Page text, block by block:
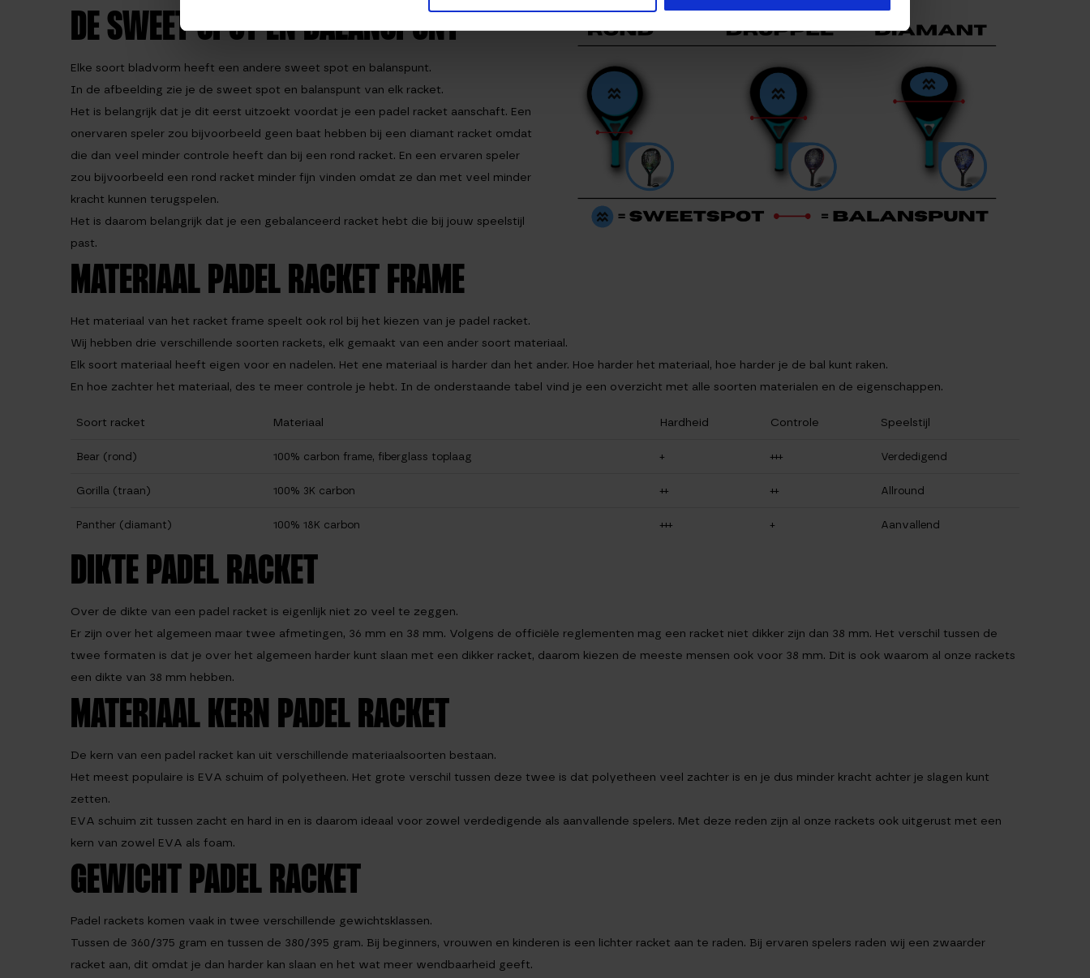
DE SWEET SPOT EN BALANSPUNT
Elke soort bladvorm heeft een andere sweet spot en balanspunt.
In de afbeelding zie je de sweet spot en balanspunt van elk racket.
Het is belangrijk dat je dit eerst uitzoekt voordat je een padel racket aanschaft. Een
onervaren speler zou bijvoorbeeld geen baat hebben bij een diamant racket omdat
die dan veel minder controle heeft dan bij een rond racket. En een ervaren speler
zou bijvoorbeeld een rond racket minder fijn vinden omdat ze dan met veel minder
kracht kunnen terugspelen.
Het is daarom belangrijk dat je een gebalanceerd racket hebt die bij jouw speelstijl
past.
MATERIAAL PADEL RACKET FRAME
Het materiaal van het racket frame speelt ook rol bij het kiezen van je padel racket.
Wij hebben drie verschillende soorten rackets, elk gemaakt van een ander soort materiaal.
Elk soort materiaal heeft eigen voor en nadelen. Het ene materiaal is harder dan het ander. Hoe harder het materiaal, hoe harder je de bal kunt raken.
En hoe zachter het materiaal, des te meer controle je hebt. In de onderstaande tabel vind je een overzicht met alle soorten materialen en de eigenschappen.
Soort racket Materiaal Hardheid Controle Speelstijl
Bear (rond) 100% carbon frame, fiberglass toplaag + +++ Verdedigend
Gorilla (traan) 100% 3K carbon ++ ++ Allround
Panther (diamant) 100% 18K carbon +++ + Aanvallend
DIKTE PADEL RACKET
Over de dikte van een padel racket is eigenlijk niet zo veel te zeggen.
Er zijn over het algemeen maar twee afmetingen, 36 mm en 38 mm. Volgens de officiële reglementen mag een racket niet dikker zijn dan 38 mm. Het verschil tussen de
twee formaten is dat je over het algemeen harder kunt slaan met een dikker racket, daarom kiezen de meeste mensen ook voor 38 mm. Dit is ook waarom al onze rackets
een dikte van 38 mm hebben.
MATERIAAL KERN PADEL RACKET
De kern van een padel racket kan uit verschillende materiaalsoorten bestaan.
Het meest populaire is EVA schuim of polyetheen. Het grote verschil tussen deze twee is dat polyetheen veel zachter is en je dus minder kracht achter je slagen kunt
zetten.
EVA schuim zit tussen zacht en hard in en is daarom ideaal voor zowel verdedigende als aanvallende spelers. Met deze reden zijn al onze rackets ook uitgerust met een
kern van zowel EVA als foam.
GEWICHT PADEL RACKET
Padel rackets komen vaak in twee verschillende gewichtsklassen.
Tussen de 360/375 gram en tussen de 380/395 gram. Bij beginners, vrouwen en kinderen is een lichter racket aan te raden. Bij ervaren spelers raden wij een zwaarder
racket aan, dit omdat je dan harder kan slaan en het wat meer wendbaarheid geeft.